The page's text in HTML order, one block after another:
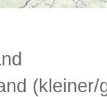
(kleiner/